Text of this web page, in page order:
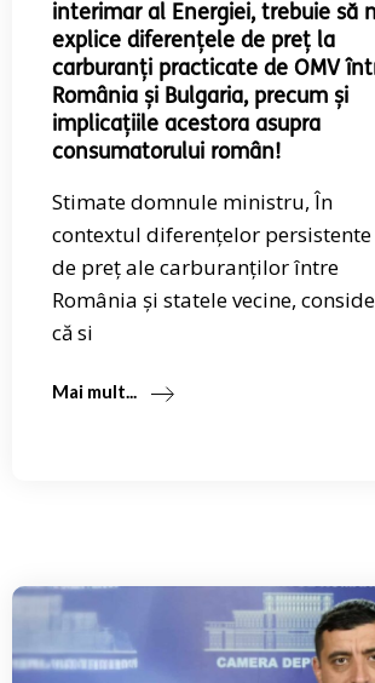
interimar al Energiei, trebuie să
explice diferențele de preț la
carburanți practicate de OMV
România și Bulgaria, precum și
implicațiile acestora asupra
consumatorului român!
Stimate domnule ministru, În
contextul diferențelor persistente
de preț ale carburanților între
România și statele vecine,
că si
Mai mult...